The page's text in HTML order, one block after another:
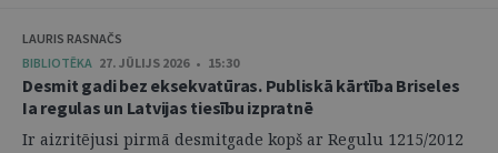
LAURIS RASNAČS
BIBLIOTĒKA 27. JŪLIJS 2026 • 15:30
Desmit gadi bez eksekvatūras. Publiskā kārtība Briseles
Ia regulas un Latvijas tiesību izpratnē
Ir aizritējusi pirmā desmitgade kopš ar Regulu 1215/2012